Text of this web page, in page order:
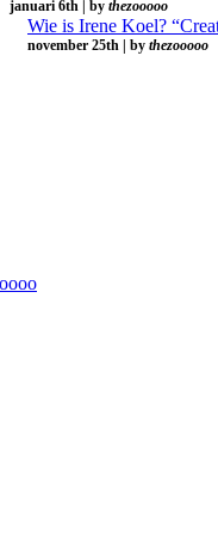
januari 6th | by thezooooo
Wie is Irene Koel?
november 25th | by thezooooo